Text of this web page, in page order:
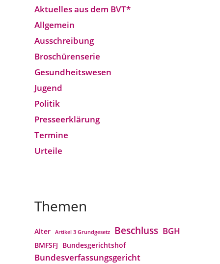
Aktuelles aus dem BVT*
Allgemein
Ausschreibung
Broschürenserie
Gesund­heits­wesen
Jugend
Politik
Presseerklärung
Termine
Urteile
Themen
Alter Artikel 3 Grundgesetz Beschluss BGH
BMFSFJ Bundesgerichtshof
Bundesverfassungs­gericht